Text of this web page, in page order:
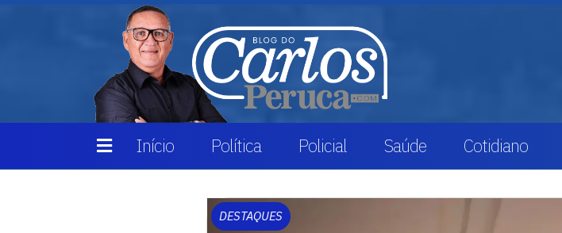
Início Política Policial Saúde Cotidiano
DESTAQUES